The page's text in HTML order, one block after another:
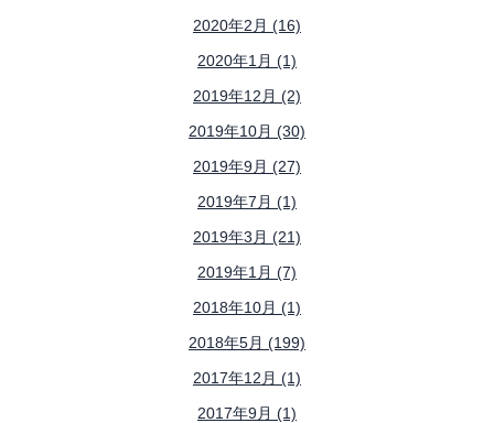
2020年2月 (16)
2020年1月 (1)
2019年12月 (2)
2019年10月 (30)
2019年9月 (27)
2019年7月 (1)
2019年3月 (21)
2019年1月 (7)
2018年10月 (1)
2018年5月 (199)
2017年12月 (1)
2017年9月 (1)